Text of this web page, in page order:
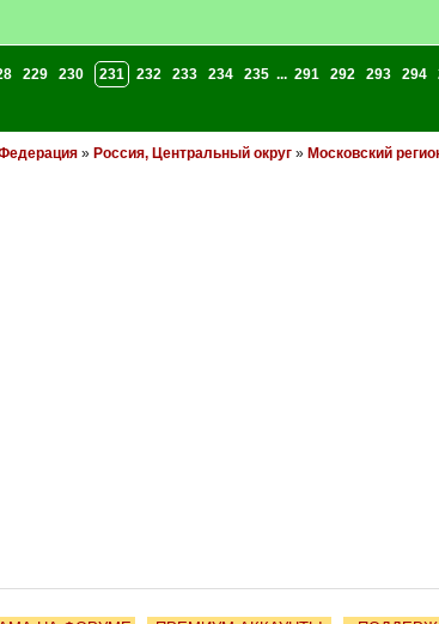
229 230 231 232 233 234 235 ... 291 292 293 294
» Россия, Центральный округ» Московский